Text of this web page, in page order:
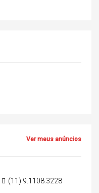
Ver meus anúncios
(11) 9.1108.3228